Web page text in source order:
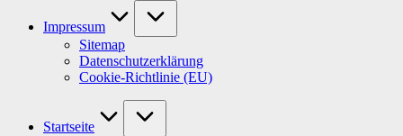
Impressum
Sitemap
Datenschutzerklärung
Cookie-Richtlinie (EU)
Startseite